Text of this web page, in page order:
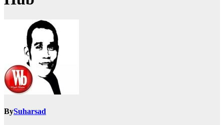
BySuharsad